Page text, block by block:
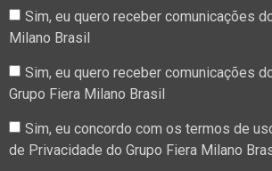
Sim, eu quero receber comunicações
Milano Brasil
Sim, eu quero receber comunicações
Grupo Fiera Milano Brasil
Sim, eu concordo com os termos de
de Privacidade do Grupo Fiera Milano